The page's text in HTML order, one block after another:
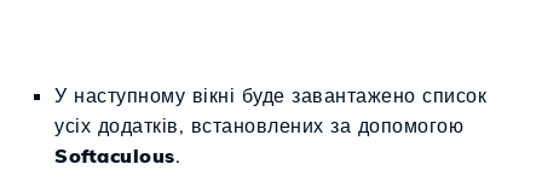
У наступному вікні буде завантажено список
усіх додатків, встановлених за допомогою
Softaculous.